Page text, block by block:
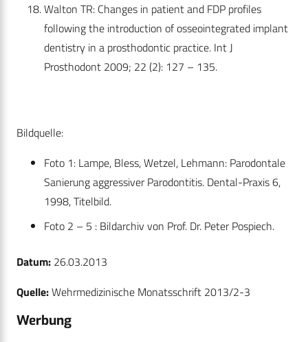
Walton TR: Changes in patient and FDP profiles
following the introduction of osseointegrated implant
dentistry in a prosthodontic practice. Int J
Prosthodont 2009; 22 (2): 127 – 135.
Bildquelle:
Foto 1: Lampe, Bless, Wetzel, Lehmann: Parodontale
Sanierung aggressiver Parodontitis. Dental-Praxis 6,
1998, Titelbild.
Foto 2 – 5 : Bildarchiv von Prof. Dr. Peter Pospiech.
Datum: 26.03.2013
Quelle:Wehrmedizinische Monatsschrift 2013/2-3
Werbung